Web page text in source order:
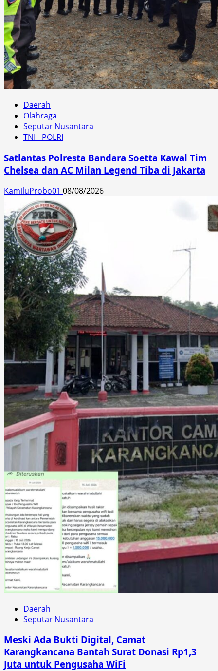
Daerah
Olahraga
Seputar Nusantara
TNI - POLRI
Satlantas Polresta Bandara Soetta Kawal Tim
Chelsea dan AC Milan Legend Tiba di Jakarta
KamiluProbo01 08/08/2026
Daerah
Seputar Nusantara
Meski Ada Bukti Digital, Camat
Karangkancana Bantah Surat Donasi Rp1,3
Juta untuk Pengusaha WiFi